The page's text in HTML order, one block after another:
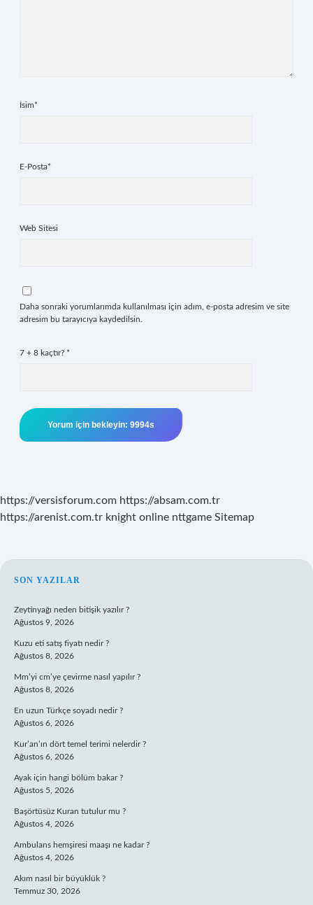
İsim*
E-Posta*
Web Sitesi
Daha sonraki yorumlarımda kullanılması için adım, e-posta adresim ve site
adresim bu tarayıcıya kaydedilsin.
7 + 8 kaçtır? *
https://versisforum.com https://absam.com.tr
https://arenist.com.tr knight online nttgame Sitemap
SIDEBAR
SON YAZILAR
Zeytinyağı neden bitişik yazılır ?
Ağustos 9, 2026
Kuzu eti satış fiyatı nedir ?
Ağustos 8, 2026
Mm’yi cm’ye çevirme nasıl yapılır ?
Ağustos 8, 2026
En uzun Türkçe soyadı nedir ?
Ağustos 6, 2026
Kur’an’ın dört temel terimi nelerdir ?
Ağustos 6, 2026
Ayak için hangi bölüm bakar ?
Ağustos 5, 2026
Başörtüsüz Kuran tutulur mu ?
Ağustos 4, 2026
Ambulans hemşiresi maaşı ne kadar ?
Ağustos 4, 2026
Akım nasıl bir büyüklük ?
Temmuz 30, 2026